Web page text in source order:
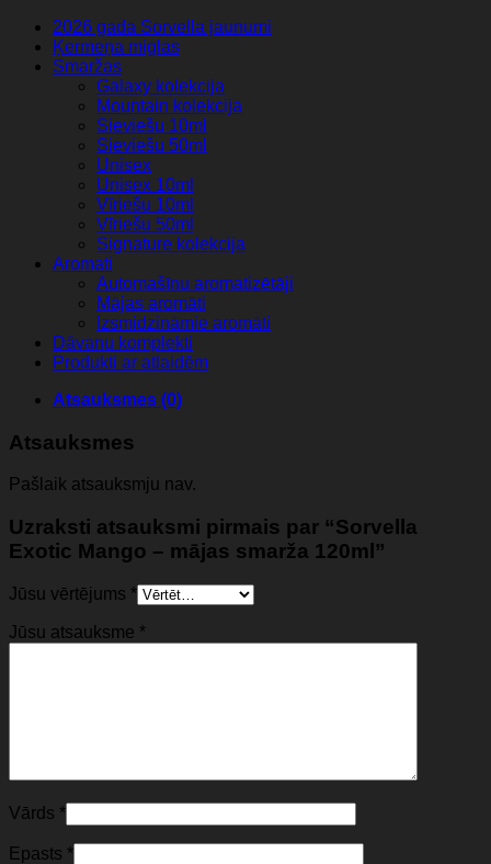
2026 gada Sorvella jaunumi
Ķermeņa miglas
Smaržas
Galaxy kolekcija
Mountain kolekcija
Sieviešu 10ml
Sieviešu 50ml
Unisex
Unisex 10ml
Vīriešu 10ml
Vīriešu 50ml
Signature kolekcija
Aromati
Automašīnu aromatizētāji
Mājas aromāti
Izsmidzināmie aromāti
Dāvanu komplekti
Produkti ar atlaidēm
Atsauksmes (0)
Atsauksmes
Pašlaik atsauksmju nav.
Uzraksti atsauksmi pirmais par “Sorvella
Exotic Mango – mājas smarža 120ml”
Jūsu vērtējums *
Jūsu atsauksme *
Vārds *
Epasts *